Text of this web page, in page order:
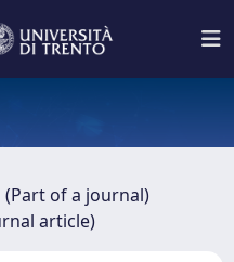
of a journal)
article)